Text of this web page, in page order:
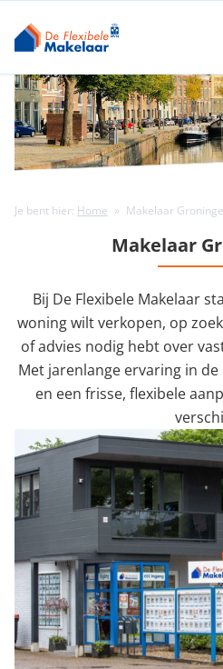
Je bent hier: Home » Makelaar
Makelaar
Bij De Flexibele Makelaar
woning wilt verkopen, op
of advies nodig hebt over
Met jarenlange ervaring in
en een frisse, flexibele